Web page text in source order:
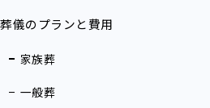
葬儀のプランと費用
家族葬
一般葬